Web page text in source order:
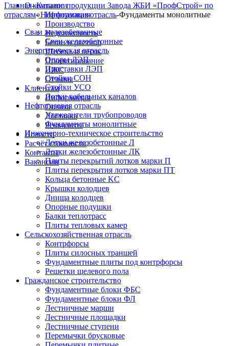
О компании
Информация
Производство
Недвижимость
Бетон и раствор
Щебень и песок
Проектирование
ИЖС
Отзывы
Клиентам
Информация
Оплата
Доставка
Реквизиты
Новости
Расчёт стоимости
Контакты
Вакансии
Главная- Каталог продукции Завода ЖБИ «ПрофСтрой» по
отраслям- Нефтегазовая отрасль-Фундаменты монолитные
Сваи железобетонные
Сваи железобетонные
Энергетическая отрасль
Опоры ЛЭП
Приставки ЛЭП
Стойки СОН
Стойки УСО
Лотки кабельных каналов
Нефтегазовая отрасль
Утяжелители трубопроводов
Фундаменты монолитные
Инженерно-техническое строительство
Лотки железобетонные Л
Лотки железобетонные ЛК
Плиты перекрытий лотков марки П
Плиты перекрытия лотков марки ПТ
Кольца бетонные KC
Крышки колодцев
Днища колодцев
Опорные подушки
Балки теплотрасс
Плиты тепловых камер
Сельскохозяйственная отрасль
Контрфорсы
Плиты силосных траншей
Фундаментные плиты под контрфорсы
Решетки щелевого пола
Гражданское строительство
Фундаментные блоки ФБС
Фундаментные блоки ФЛ
Лестничные марши
Лестничные площадки
Лестничные ступени
Перемычки брусковые